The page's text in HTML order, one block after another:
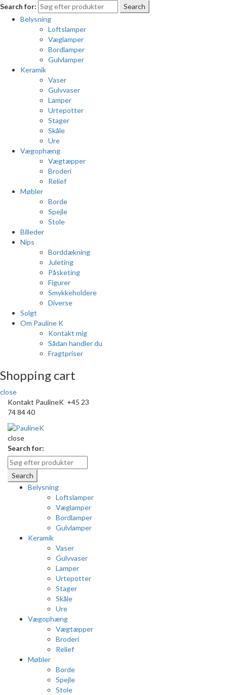
Search for:
Search
Belysning
Loftslamper
Væglamper
Bordlamper
Gulvlamper
Keramik
Vaser
Gulvvaser
Lamper
Urtepotter
Stager
Skåle
Ure
Vægophæng
Vægtæpper
Broderi
Relief
Møbler
Borde
Spejle
Stole
Billeder
Nips
Borddækning
Juleting
Påsketing
Figurer
Smykkeholdere
Diverse
Solgt
Om Pauline K
Kontakt mig
Sådan handler du
Fragtpriser
Shopping cart
close
Kontakt PaulineK +45 23
74 84 40
close
Search for:
Search
Belysning
Loftslamper
Væglamper
Bordlamper
Gulvlamper
Keramik
Vaser
Gulvvaser
Lamper
Urtepotter
Stager
Skåle
Ure
Vægophæng
Vægtæpper
Broderi
Relief
Møbler
Borde
Spejle
Stole